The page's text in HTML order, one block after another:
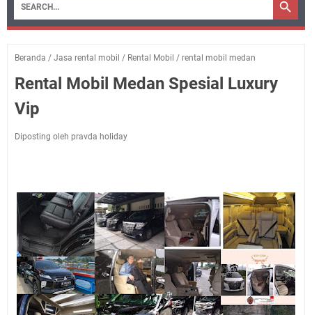
Beranda / Jasa rental mobil / Rental Mobil / rental mobil medan
Rental Mobil Medan Spesial Luxury
Vip
Diposting oleh pravda holiday